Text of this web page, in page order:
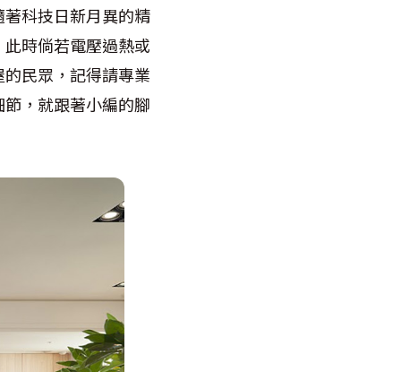
科技日新月異的精
時倘若電壓過熱或
民眾，記得請專業
，就跟著小編的腳